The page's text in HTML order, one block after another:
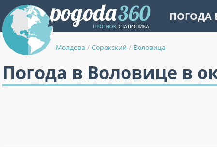
ПОГОДА
Молдова / Сорокский / Воловица
Погода в Воловице в